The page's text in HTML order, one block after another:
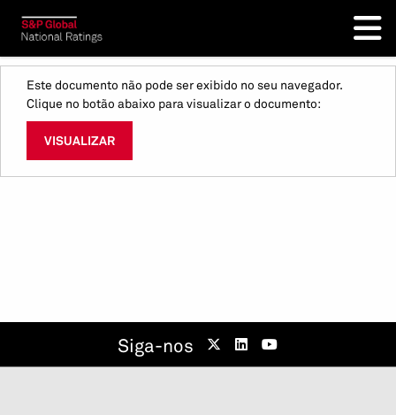
Este documento não pode ser exibido no seu navegador.
Clique no botão abaixo para visualizar o documento:
VISUALIZAR
Siga-nos